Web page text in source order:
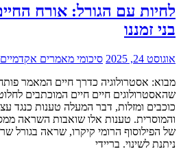
לחיות עם הגורל: אורח
בני זמננו
אוגוסט 24, 2025
סיכומי מאמרים אקדמיים
מבוא: אסטרולוגיה כדרך חיים המאמר
שהאסטרולוגים חיים חיים המוכתבים
כוכבים ומזלות, דבר המעלה טענות כנגד
והמוסרית. טענות אלו שואבות השראה
של הפילוסוף הרומי קיקרו, שראה בגורל
ניתנת לשינוי. בריידי